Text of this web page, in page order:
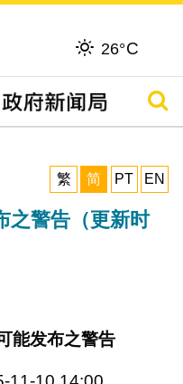
26°C
搜寻
繁
简 PT EN
之警告（更新时
能发布之警告